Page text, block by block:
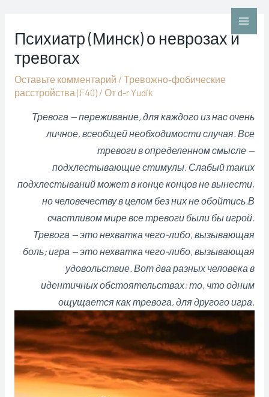
содержимому
Main
Психиатр (Минск) о неврозах и
тревогах
Оставьте комментарий / Тревожно-фобические
расстройства (F40)/ От d-r Yudik
Тревога — переживание, для каждого из нас очень
личное, всеобщей необходимости случая. Все
тревоги в определенном смысле —
подхлестывающие стимулы. Слабый таких
подхлестываний может в конце концов не вынести,
но человечеству в целом без них не обойтись.В
счастливом мире все тревоги были бы игрой.
Тревога — это нехватка чего-либо, вызывающая
боль; игра — это нехватка чего-либо, вызывающая
удовольствие. Вот два разных человека в
идентичных обстоятельствах: то, что одним
ощущается как тревога, для другого игра.